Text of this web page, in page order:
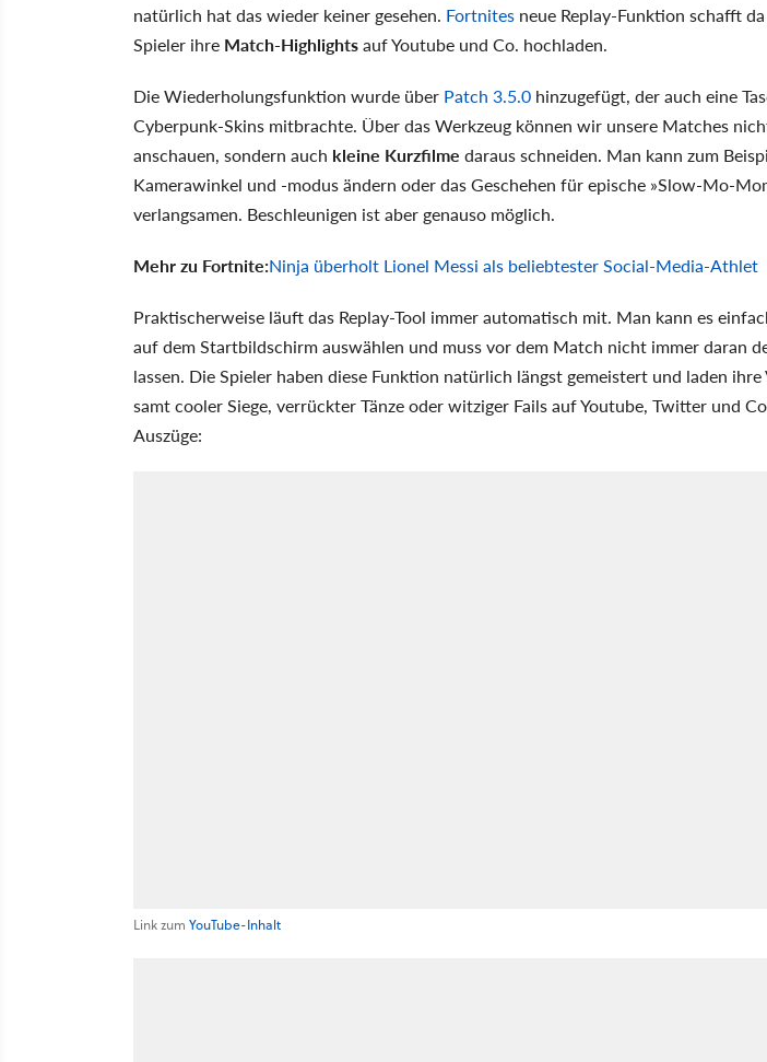
natürlich hat das wieder keiner gesehen. Fortnites neue Replay-Funktion schafft
Spieler ihre Match-Highlightsauf Youtube und Co. hochladen.
Die Wiederholungsfunktion wurde über Patch 3.5.0 hinzugefügt, der auch eine
Cyberpunk-Skins mitbrachte. Über das Werkzeug können wir unsere Matches
anschauen, sondern auch kleine Kurzfilme daraus schneiden. Man kann zum
Kamerawinkel und -modus ändern oder das Geschehen für epische »Slow-Mo-
verlangsamen. Beschleunigen ist aber genauso möglich.
Mehr zu Fortnite:Ninja überholt Lionel Messi als beliebtester Social-Media-Athlet
Praktischerweise läuft das Replay-Tool immer automatisch mit. Man kann es
auf dem Startbildschirm auswählen und muss vor dem Match nicht immer daran
lassen. Die Spieler haben diese Funktion natürlich längst gemeistert und laden
samt cooler Siege, verrückter Tänze oder witziger Fails auf Youtube, Twitter und
Auszüge:
Link zum YouTube-Inhalt